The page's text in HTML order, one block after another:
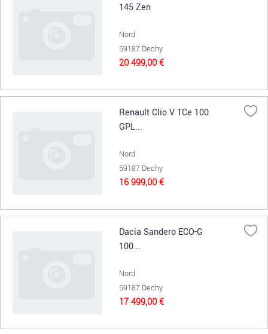
145 Zen
Nord
59187 Dechy
20 499,00 €
Renault Clio V TCe 100
GPL...
Nord
59187 Dechy
16 999,00 €
Dacia Sandero ECO-G
100...
Nord
59187 Dechy
17 499,00 €